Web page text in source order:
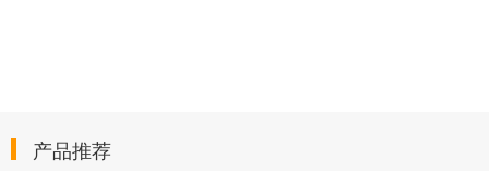
产品推荐